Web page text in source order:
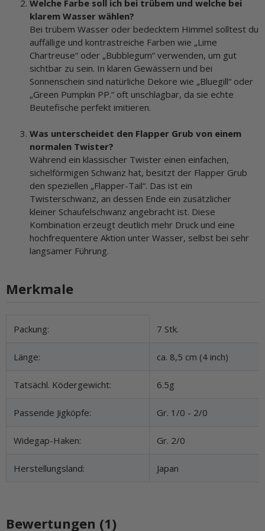
Welche Farbe soll ich bei trübem und welche bei
klarem Wasser wählen?
Bei trübem Wasser oder bedecktem Himmel solltest du
auffällige und kontrastreiche Farben wie „Lime
Chartreuse“ oder „Bubblegum“ verwenden, um gut
sichtbar zu sein. In klaren Gewässern und bei
Sonnenschein sind natürliche Dekore wie „Bluegill“ oder
„Green Pumpkin PP.“ oft unschlagbar, da sie echte
Beutefische perfekt imitieren.
Was unterscheidet den Flapper Grub von einem
normalen Twister?
Während ein klassischer Twister einen einfachen,
sichelförmigen Schwanz hat, besitzt der Flapper Grub
den speziellen „Flapper-Tail“. Das ist ein
Twisterschwanz, an dessen Ende ein zusätzlicher
kleiner Schaufelschwanz angebracht ist. Diese
Kombination erzeugt deutlich mehr Druck und eine
hochfrequentere Aktion unter Wasser, selbst bei sehr
langsamer Führung.
Merkmale
Produkteigenschaft
Wert
Packung: 7 Stk.
Länge: ca. 8,5 cm (4 inch)
Tatsächl. Ködergewicht: 6.5g
Passende Jigköpfe: Gr. 1/0 - 2/0
Widegap-Haken: Gr. 2/0
Herstellungsland: Japan
Bewertungen (1)